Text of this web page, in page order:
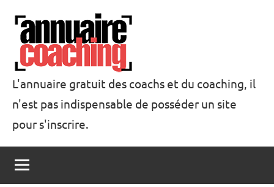
contenu
Annuaire
Coaching
L'annuaire gratuit des coachs et du coaching, il
n'est pas indispensable de posséder un site
pour s'inscrire.